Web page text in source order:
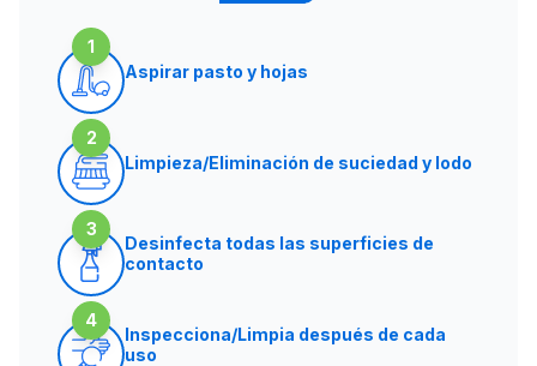
1
Aspirar pasto y hojas
2
Limpieza/Eliminación de suciedad y lodo
3
Desinfecta todas las superficies de
contacto
4
Inspecciona/Limpia después de cada
uso